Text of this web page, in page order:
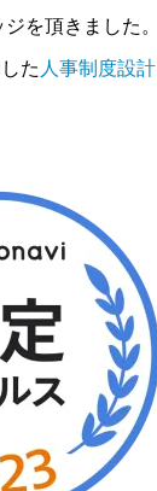
を頂きました。
た 人事制度設